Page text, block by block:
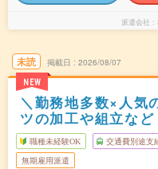
派遣会社
未読
NEW
掲載日 2026/08/07
＼勤務地多数×人気
ツの加工や組立など
職種未経験OK 交通費別途支
無期雇用派遣